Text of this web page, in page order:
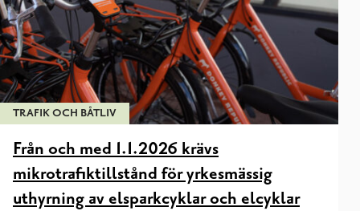
TRAFIK OCH BÅTLIV
Från och med 1.1.2026 krävs
mikrotrafiktillstånd för yrkesmässig
uthyrning av elsparkcyklar och elcyklar